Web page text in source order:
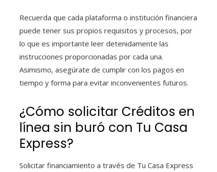
Recuerda que cada plataforma o institución financiera
puede tener sus propios requisitos y procesos, por
lo que es importante leer detenidamente las
instrucciones proporcionadas por cada una.
Asimismo, asegúrate de cumplir con los pagos en
tiempo y forma para evitar inconvenientes futuros.
¿Cómo solicitar Créditos en
línea sin buró con Tu Casa
Express?
Solicitar financiamiento a través de Tu Casa Express